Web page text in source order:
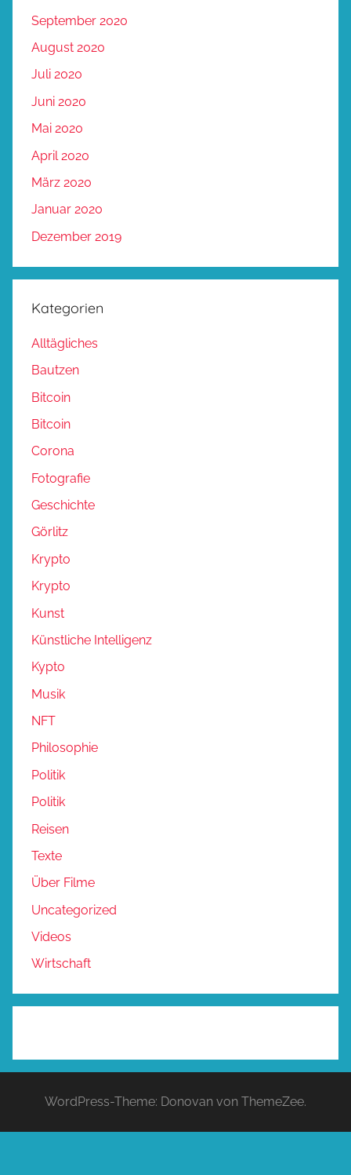
September 2020
August 2020
Juli 2020
Juni 2020
Mai 2020
April 2020
März 2020
Januar 2020
Dezember 2019
Kategorien
Alltägliches
Bautzen
Bitcoin
Bitcoin
Corona
Fotografie
Geschichte
Görlitz
Krypto
Krypto
Kunst
Künstliche Intelligenz
Kypto
Musik
NFT
Philosophie
Politik
Politik
Reisen
Texte
Über Filme
Uncategorized
Videos
Wirtschaft
WordPress-Theme: Donovan von ThemeZee.